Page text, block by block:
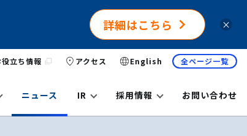
詳細はこちら ×
役立ち情報 アクセス English 全ページ一覧
ニュース IR 採用情報 お問い合わせ